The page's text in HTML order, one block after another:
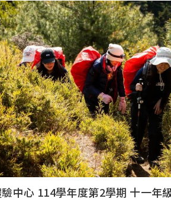
中心 114學年度第2學期 十一年